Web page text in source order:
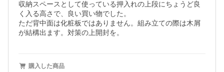
収納スペースとして使っている押入れの上段にちょうど良
く入る高さで、良い買い物でした。
ただ背中面は化粧板ではありません。組み立ての際は木屑
が結構出ます。対策の上開封を。
購入した商品